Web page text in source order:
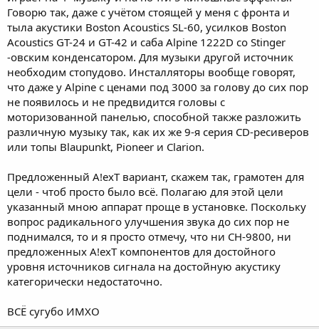
Говорю так, даже с учётом стоящей у меня с фронта и
тыла акустики Boston Acoustics SL-60, усилков Boston
Acoustics GT-24 и GT-42 и cаба Alpine 1222D cо Stinger
-овским конденсатором. Для музыки другой источник
необходим стопудово. Инсталляторы вообще говорят,
что даже у Alpine с ценами под 3000 за голову до сих пор
не появилось и не предвидится головы с
моторизованной панелью, способной также разложить
различную музыку так, как их же 9-я серия СD-ресиверов
или топы Blaupunkt, Pioneer и Clarion.
Предложенный A!exT вариант, скажем так, грамотен для
цели - чтоб просто было всё. Полагаю для этой цели
указанный мною аппарат проще в установке. Поскольку
вопрос радикального улучшения звука до сих пор не
поднимался, то и я просто отмечу, что ни СH-9800, ни
предложенных A!exT компонентов для достойного
уровня источников сигнала на достойную акустику
категорически недостаточно.
ВСЁ сугубо ИМХО